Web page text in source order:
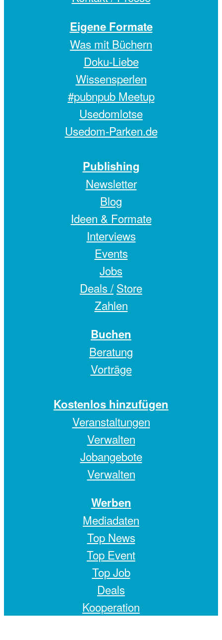
Eigene Formate
Was mit Büchern
Doku-Liebe
Wissensperlen
#pubnpub Meetup
Usedomlotse
Usedom-Parken.de
Publishing
Newsletter
Blog
Ideen & Formate
Interviews
Events
Jobs
Deals / Store
Zahlen
Buchen
Beratung
Vorträge
Kostenlos hinzufügen
Veranstaltungen
Verwalten
Jobangebote
Verwalten
Werben
Mediadaten
Top News
Top Event
Top Job
Deals
Kooperation